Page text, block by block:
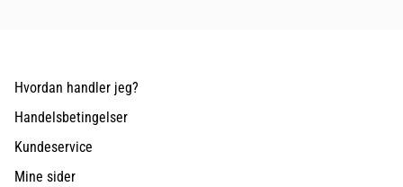
Hvordan handler jeg?
Handelsbetingelser
Kundeservice
Mine sider